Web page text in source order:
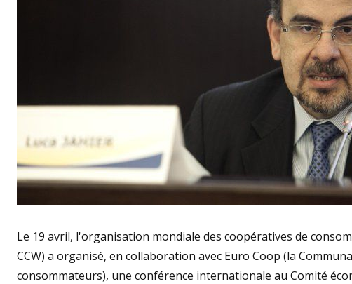
Le 19 avril, l'organisation mondiale des coopératives de
CCW) a organisé, en collaboration avec Euro Coop (la
consommateurs), une conférence internationale au Comité